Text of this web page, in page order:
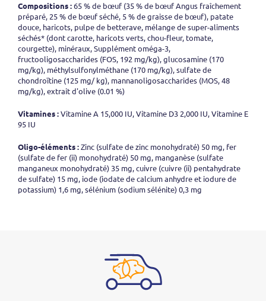
Compositions :65 % de bœuf (35 % de bœuf Angus fraîchement
préparé, 25 % de bœuf séché, 5 % de graisse de bœuf), patate
douce, haricots, pulpe de betterave, mélange de super-aliments
séchés* (dont carotte, haricots verts, chou-fleur, tomate,
courgette), minéraux, Supplément oméga-3,
fructooligosaccharides (FOS, 192 mg/kg), glucosamine (170
mg/kg), méthylsulfonylméthane (170 mg/kg), sulfate de
chondroïtine (125 mg/ kg), mannanoligosaccharides (MOS, 48
mg/kg), extrait d'olive (0.01 %)
Vitamines :Vitamine A 15,000 IU, Vitamine D3 2,000 IU, Vitamine E
95 IU
Oligo-éléments :Zinc (sulfate de zinc monohydraté) 50 mg, fer
(sulfate de fer (ii) monohydraté) 50 mg, manganèse (sulfate
manganeux monohydraté) 35 mg, cuivre (cuivre (ii) pentahydrate
de sulfate) 15 mg, iode (iodate de calcium anhydre et iodure de
potassium) 1,6 mg, sélénium (sodium sélénite) 0,3 mg